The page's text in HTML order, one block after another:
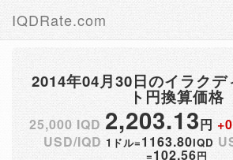
IQDRate.com
2014年04月30日のイラクデ
ト円換算価格
25,000 IQD 2,203.13円
USD/IQD 1ドル=1163.80IQD
=102.56円